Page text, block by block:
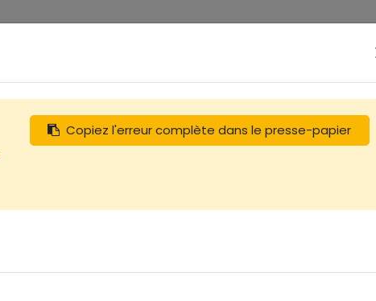
Fond Dt 6 Nicot
Ventilation
7,92€
Copiez l'erreur complète dans le presse-papier